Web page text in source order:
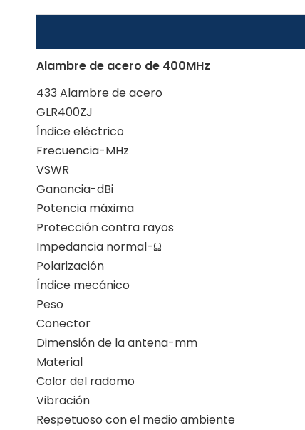
Alambre de acero de 400MHz
433 Alambre de acero
GLR400ZJ
Índice eléctrico
Frecuencia-MHz
VSWR
Ganancia-dBi
Potencia máxima
Protección contra rayos
Impedancia normal-Ω
Polarización
Índice mecánico
Peso
Conector
Dimensión de la antena-mm
Material
Color del radomo
Vibración
Respetuoso con el medio ambiente